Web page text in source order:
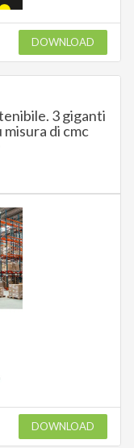
DOWNLOAD
3 giganti
di cmc
DOWNLOAD